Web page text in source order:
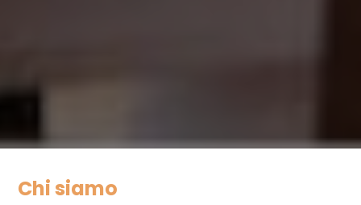
Chi siamo